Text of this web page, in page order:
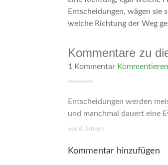
Entscheidungen, wägen sie
welche Richtung der Weg
Kommentare zu
1 Kommentar Kommentieren
Entscheidungen werden
und manchmal dauert eine
vor 8 Jahren
Kommentar hinzufügen